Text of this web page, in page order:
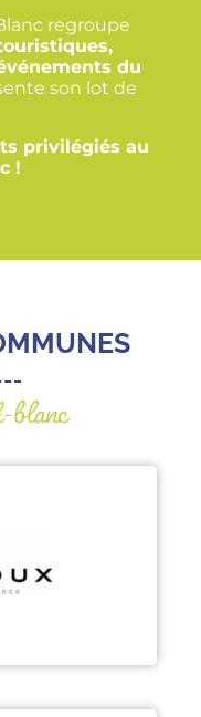
regroupe
du
son lot de
privilégiés au
!